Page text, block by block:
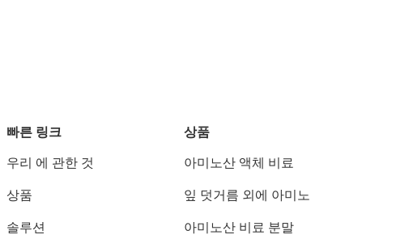
빠른 링크
우리 에 관한 것
상품
솔루션
상품
아미노산 액체 비료
잎 덧거름 외에 아미노
아미노산 비료 분말